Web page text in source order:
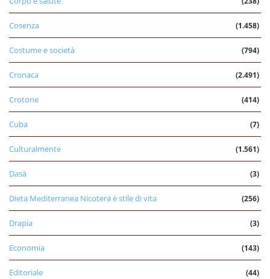
Cosenza (1.458)
Costume e società (794)
Cronaca (2.491)
Crotone (414)
Cuba (7)
Culturalmente (1.561)
Dasà (3)
Dieta Mediterranea Nicotera è stile di vita (256)
Drapia (3)
Economia (143)
Editoriale (44)